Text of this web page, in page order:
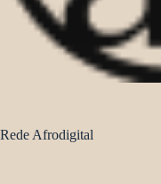
Rede Afrodigital